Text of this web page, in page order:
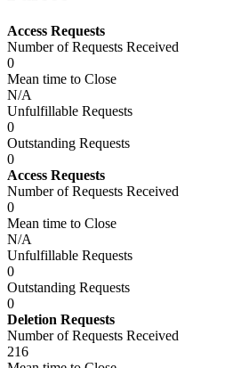
Access Requests
Number of Requests Received
0
Mean time to Close
N/A
Unfulfillable Requests
0
Outstanding Requests
0
Access Requests
Number of Requests Received
0
Mean time to Close
N/A
Unfulfillable Requests
0
Outstanding Requests
0
Deletion Requests
Number of Requests Received
216